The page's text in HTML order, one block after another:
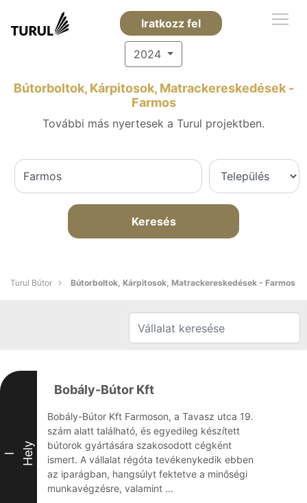
Iratkozz fel
2024
Bútorboltok, Kárpitosok, Matrackereskedések -
Farmos
További más nyertesek a Turul projektben.
Keresés
Turul Bútor Bútorboltok, Kárpitosok, Matrackereskedések - Farmos
I Hely
Bobály-Bútor Kft
Bobály-Bútor Kft Farmoson, a Tavasz utca 19.
szám alatt található, és egyedileg készített
bútorok gyártására szakosodott cégként
ismert. A vállalat régóta tevékenykedik ebben
az iparágban, hangsúlyt fektetve a minőségi
munkavégzésre, valamint ...